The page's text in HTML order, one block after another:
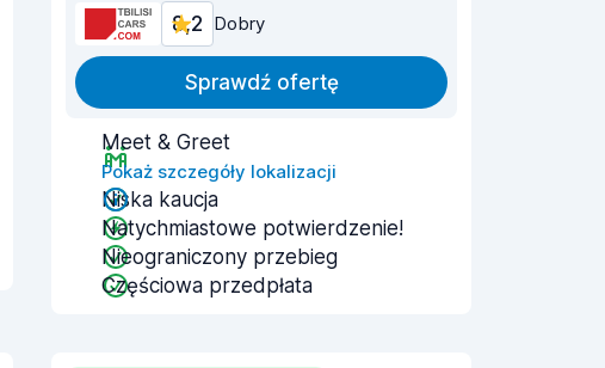
8,2 Dobry
Sprawdź ofertę
Meet & Greet
Pokaż szczegóły lokalizacji
Niska kaucja
Natychmiastowe potwierdzenie!
Nieograniczony przebieg
Częściowa przedpłata